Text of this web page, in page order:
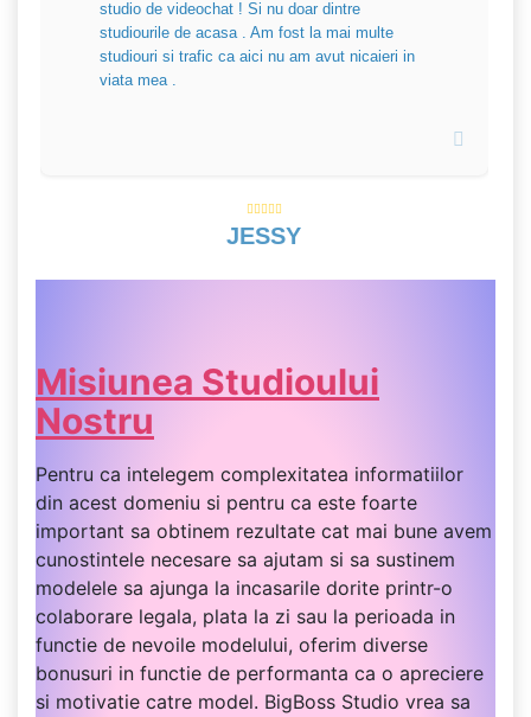
studio de videochat ! Si nu doar dintre
studiourile de acasa . Am fost la mai multe
studiouri si trafic ca aici nu am avut nicaieri in
viata mea .
JESSY
Misiunea Studioului
Nostru
Pentru ca intelegem complexitatea informatiilor
din acest domeniu si pentru ca este foarte
important sa obtinem rezultate cat mai bune avem
cunostintele necesare sa ajutam si sa sustinem
modelele sa ajunga la incasarile dorite printr-o
colaborare legala, plata la zi sau la perioada in
functie de nevoile modelului, oferim diverse
bonusuri in functie de performanta ca o apreciere
si motivatie catre model. BigBoss Studio vrea sa